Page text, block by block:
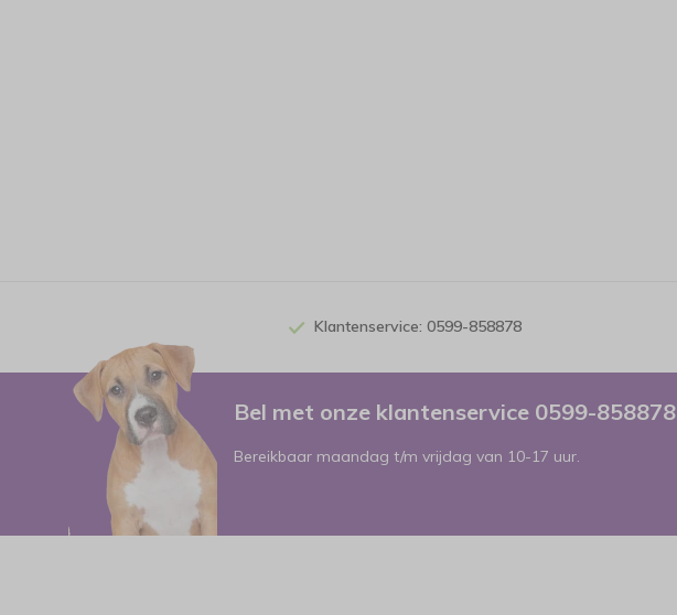
Klantenservice: 0599-858878
Bel met onze klantenservice 0599-858878
Bereikbaar maandag t/m vrijdag van 10-17 uur.